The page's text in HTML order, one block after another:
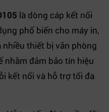
là dòng cáp kết nối
phổ biến cho máy in,
thiết bị văn phòng
nhằm đảm bảo tín hiệu
kết nối và hỗ trợ tối đa